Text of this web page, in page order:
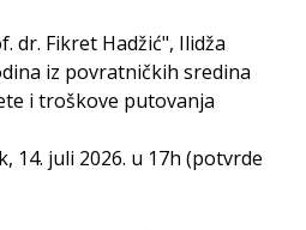
dr. Fikret Hadžić", Ilidža
iz povratničkih sredina
i troškove putovanja
14. juli 2026. u 17h (potvrde